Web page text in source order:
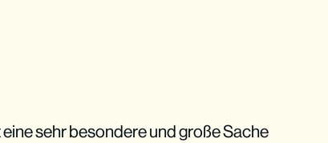
sehr besondere und große Sache